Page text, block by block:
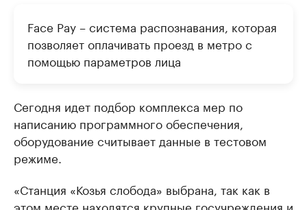
Face Pay – система распознавания, которая
позволяет оплачивать проезд в метро с
помощью параметров лица
Сегодня идет подбор комплекса мер по
написанию программного обеспечения,
оборудование считывает данные в тестовом
режиме.
«Станция «Козья слобода» выбрана, так как в
этом месте находятся крупные госучреждения и